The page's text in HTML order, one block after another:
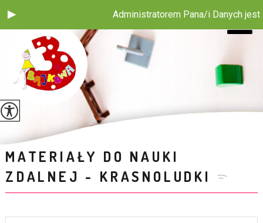
Administratorem Pana/i Danych jest
MATERIAŁY DO NAUKI
ZDALNEJ - KRASNOLUDKI